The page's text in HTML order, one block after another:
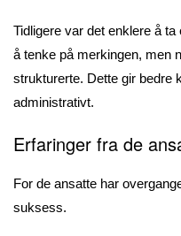
Tidligere var det enklere å
å tenke på merkingen, men
strukturerte. Dette gir bedre
administrativt.
Erfaringer fra de
For de ansatte har
suksess.